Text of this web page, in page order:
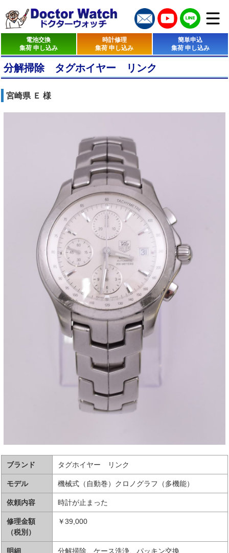
電池交換
集荷 申し込み
時計修理
集荷 申し込み
簡単申込
集荷 申し込み
分解掃除 タグホイヤー リンク
宮崎県 Ｅ 様
ブランド タグホイヤー リンク
モデル 機械式（自動巻）クロノグラフ（多機能）
依頼内容 時計が止まった
修理金額
（税別）
￥39,000
明細 分解掃除、ケース洗浄、パッキン交換